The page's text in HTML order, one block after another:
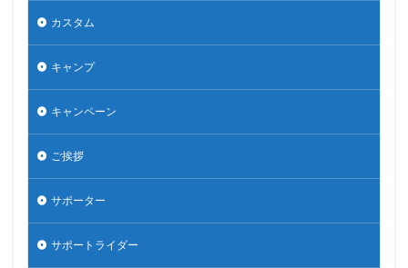
カスタム
キャンプ
キャンペーン
ご挨拶
サポーター
サポートライダー